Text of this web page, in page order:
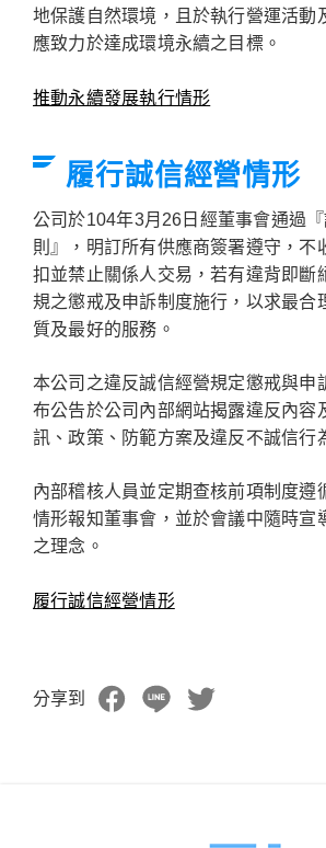
地保護自然環境，且於執行營運活動
應致力於達成環境永續之目標。
推動永續發展執行情形
履行誠信經營情形
公司於104年3月26日經董事會通過
則』，明訂所有供應商簽署遵守，不
扣並禁止關係人交易，若有違背即斷
規之懲戒及申訴制度施行，以求最合
質及最好的服務。
本公司之違反誠信經營規定懲戒與申
布公告於公司內部網站揭露違反內容
訊、政策、防範方案及違反不誠信行
內部稽核人員並定期查核前項制度遵
情形報知董事會，並於會議中隨時宣
之理念。
履行誠信經營情形
分享到